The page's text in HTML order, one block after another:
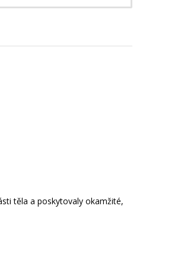
těla a poskytovaly okamžité,